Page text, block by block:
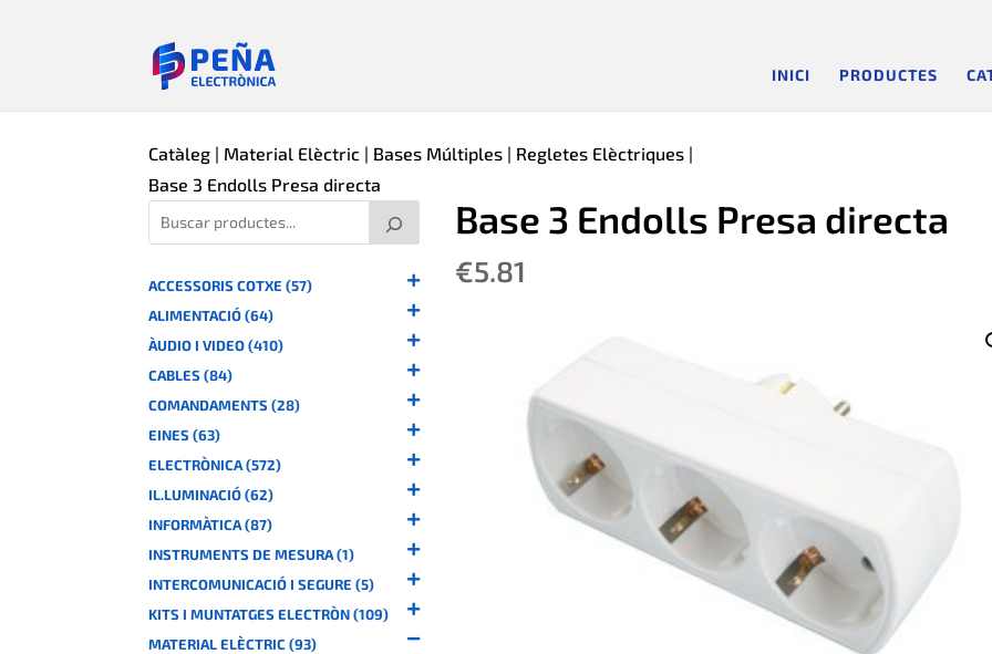
INICI PRODUCTES
Catàleg | Material Elèctric | Bases Múltiples | Regletes Elèctriques |
Base 3 Endolls Presa directa
ACCESSORIS COTXE (57)
ALIMENTACIÓ (64)
ÀUDIO I VIDEO (410)
CABLES (84)
COMANDAMENTS (28)
EINES (63)
ELECTRÒNICA (572)
IL.LUMINACIÓ (62)
INFORMÀTICA (87)
INSTRUMENTS DE MESURA (1)
INTERCOMUNICACIÓ I SEGURE (5)
KITS I MUNTATGES ELECTRÒN (109)
MATERIAL ELÈCTRIC (93)
Base 3 Endolls Presa directa
€5.81